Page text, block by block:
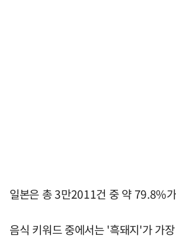
일본은 총 3만2011건 중 약 79.8%
음식 키워드 중에서는 '흑돼지'가 가